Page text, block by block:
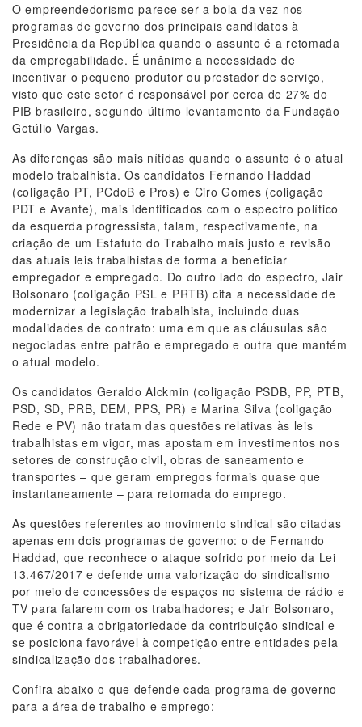
O empreendedorismo parece ser a bola da vez nos
programas de governo dos principais candidatos à
Presidência da República quando o assunto é a retomada
da empregabilidade. É unânime a necessidade de
incentivar o pequeno produtor ou prestador de serviço,
visto que este setor é responsável por cerca de 27% do
PIB brasileiro, segundo último levantamento da Fundação
Getúlio Vargas.
As diferenças são mais nítidas quando o assunto é o atual
modelo trabalhista. Os candidatos Fernando Haddad
(coligação PT, PCdoB e Pros) e Ciro Gomes (coligação
PDT e Avante), mais identificados com o espectro político
da esquerda progressista, falam, respectivamente, na
criação de um Estatuto do Trabalho mais justo e revisão
das atuais leis trabalhistas de forma a beneficiar
empregador e empregado. Do outro lado do espectro, Jair
Bolsonaro (coligação PSL e PRTB) cita a necessidade de
modernizar a legislação trabalhista, incluindo duas
modalidades de contrato: uma em que as cláusulas são
negociadas entre patrão e empregado e outra que mantém
o atual modelo.
Os candidatos Geraldo Alckmin (coligação PSDB, PP, PTB,
PSD, SD, PRB, DEM, PPS, PR) e Marina Silva (coligação
Rede e PV) não tratam das questões relativas às leis
trabalhistas em vigor, mas apostam em investimentos nos
setores de construção civil, obras de saneamento e
transportes – que geram empregos formais quase que
instantaneamente – para retomada do emprego.
As questões referentes ao movimento sindical são citadas
apenas em dois programas de governo: o de Fernando
Haddad, que reconhece o ataque sofrido por meio da Lei
13.467/2017 e defende uma valorização do sindicalismo
por meio de concessões de espaços no sistema de rádio e
TV para falarem com os trabalhadores; e Jair Bolsonaro,
que é contra a obrigatoriedade da contribuição sindical e
se posiciona favorável à competição entre entidades pela
sindicalização dos trabalhadores.
Confira abaixo o que defende cada programa de governo
para a área de trabalho e emprego: